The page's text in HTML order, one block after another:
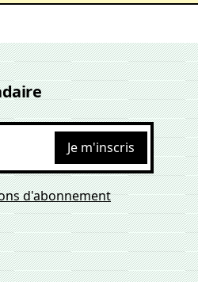
Je m'inscris
d'abonnement